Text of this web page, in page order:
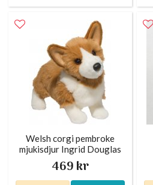
Welsh corgi pembroke
mjukisdjur Ingrid Douglas
469 kr